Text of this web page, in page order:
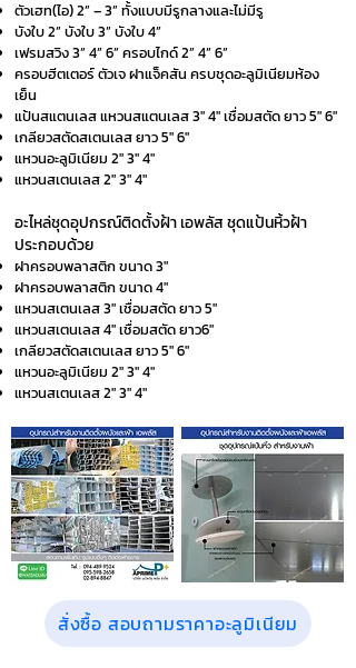
ตัวเฮท(ไอ) 2” – 3” ทั้งแบบมีรูกลางและไม่มีรู
บังใบ 2” บังใบ 3” บังใบ 4”
เฟรมสวิง 3” 4” 6” ครอบไกด์ 2” 4” 6”
ครอบฮีตเตอร์ ตัวเจ ฝาแจ็คสัน ครบชุดอะลูมิเนียมห้อง
เย็น
แป้นสแตนเลส แหวนสแตนเลส 3" 4" เชื่อมสตัด ยาว 5" 6"
เกลียวสตัดสเตนเลส ยาว 5" 6"
แหวนอะลูมิเนียม 2" 3" 4"
แหวนสเตนเลส 2" 3" 4"
อะไหล่ชุดอุปกรณ์ติดตั้งฝ้า เอพลัส ชุดแป้นหิ้วฝ้า
ประกอบด้วย
ฝาครอบพลาสติก ขนาด 3"
ฝาครอบพลาสติก ขนาด 4"
แหวนสเตนเลส 3" เชื่อมสตัด ยาว 5"
แหวนสเตนเลส 4" เชื่อมสตัด ยาว6"
เกลียวสตัดสเตนเลส ยาว 5" 6"
แหวนอะลูมิเนียม 2" 3" 4"
แหวนสเตนเลส 2" 3" 4"
สั่งซื้อ สอบถามราคาอะลูมิเนียม